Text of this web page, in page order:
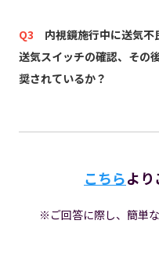
Q3 内視鏡施行中に送気不
送気スイッチの確認、その
奨されているか？
こちらより
※ご回答に際し、簡単